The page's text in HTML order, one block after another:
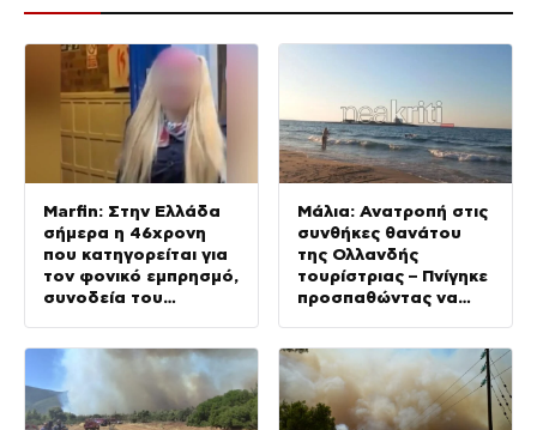
Marfin: Στην Ελλάδα
σήμερα η 46χρονη
που κατηγορείται για
τον φονικό εμπρησμό,
συνοδεία του
Μάλια: Ανατροπή στις
συνθήκες θανάτου
της Ολλανδής
τουρίστριας – Πνίγηκε
προσπαθώντας να